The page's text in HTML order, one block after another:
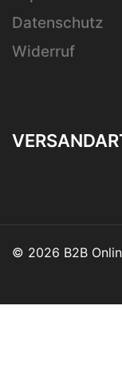
Datenschutz
Widerruf
© 2026 B2B